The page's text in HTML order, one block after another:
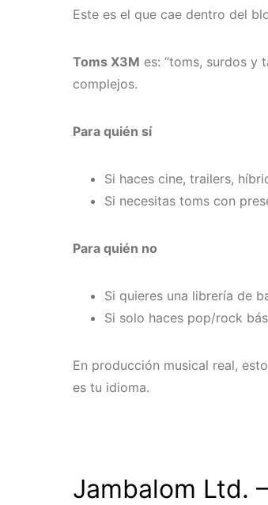
Este es el que cae dentro del
Toms X3M es: “toms, surdos y
complejos.
Para quién sí
Si haces cine, trailers,
Si necesitas toms con
Para quién no
Si quieres una librería de
Si solo haces pop/rock
En producción musical real,
es tu idioma.
Jambalom Ltd.